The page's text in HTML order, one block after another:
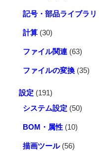
記号・部品ライブラリ
計算 (30)
ファイル関連 (63)
ファイルの変換 (35)
設定 (191)
システム設定 (50)
BOM・属性 (10)
描画ツール(56)